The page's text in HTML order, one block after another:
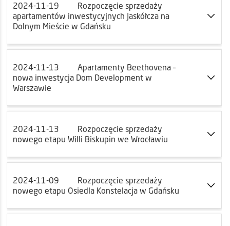
2024-11-19
Rozpoczęcie sprzedaży
apartamentów inwestycyjnych Jaskółcza na
Dolnym Mieście w Gdańsku
2024-11-13
Apartamenty Beethovena –
nowa inwestycja Dom Development w
Warszawie
2024-11-13
Rozpoczęcie sprzedaży
nowego etapu Willi Biskupin we Wrocławiu
2024-11-09
Rozpoczęcie sprzedaży
nowego etapu Osiedla Konstelacja w Gdańsku